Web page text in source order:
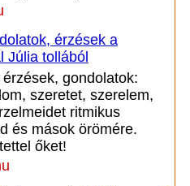
érzések a
Júlia tollából
gondolatok:
szeretet, szerelem,
ritmikus
és mások örömére.
őket!